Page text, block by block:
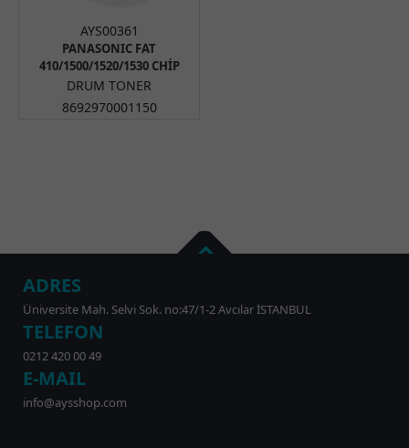
AYS00361
PANASONIC FAT
410/1500/1520/1530 CHİP
DRUM TONER
8692970001150
ADRES
Üniversite Mah. Selvi Sok. no:47/1-2 Avcılar İSTANBUL
TELEFON
0212 420 00 49
E-MAIL
info@aysshop.com